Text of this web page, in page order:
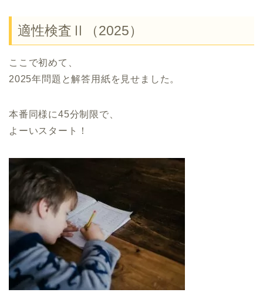
適性検査Ⅱ（2025）
ここで初めて、
2025年問題と解答用紙を見せました。
本番同様に45分制限で、
よーいスタート！